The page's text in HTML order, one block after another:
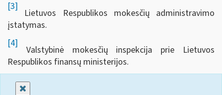
[3]
Lietuvos Respublikos mokesčių administravimo
įstatymas.
[4]
Valstybinė mokesčių inspekcija prie Lietuvos
Respublikos finansų ministerijos.